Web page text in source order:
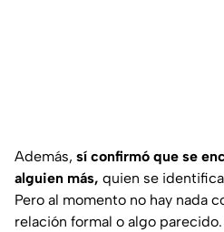
Además, sí confirmó que se
alguien más, quien se
Pero al momento no hay nada
relación formal o algo parecido.